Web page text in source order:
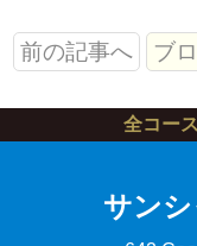
前の記事へ ブ
全コー
サン